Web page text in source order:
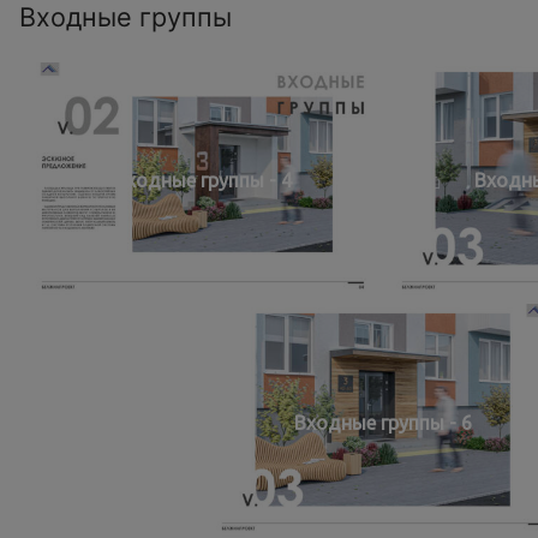
Входные группы
Входные группы - 4
Входные группы - 6